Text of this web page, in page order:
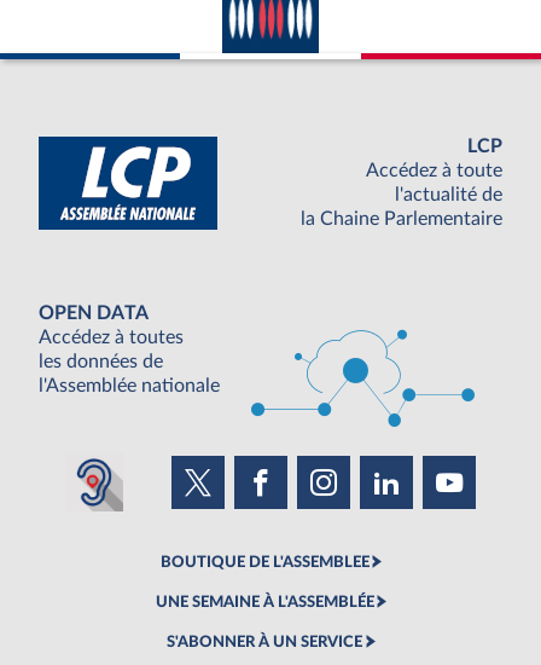
LCP
Accédez à toute
l'actualité de
la Chaine Parlementaire
OPEN DATA
Accédez à toutes
les données de
l'Assemblée nationale
BOUTIQUE DE L'ASSEMBLEE
UNE SEMAINE À L'ASSEMBLÉE
S'ABONNER À UN SERVICE